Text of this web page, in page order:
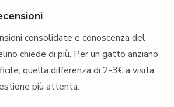
consolidate e conoscenza del
chiede di più. Per un gatto anziano
quella differenza di 2-3€ a visita
più attenta.